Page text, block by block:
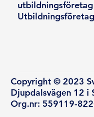
Copyright © 2023
Djupdalsvägen 12 i
Org.nr: 559119-